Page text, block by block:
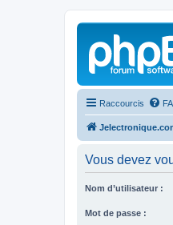
Raccourcis
Vous devez
Nom d’utilisateur :
Mot de passe :